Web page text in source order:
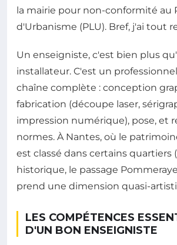
la mairie pour non-conformité au
d'Urbanisme (PLU). Bref, j'ai tout
Un enseigniste, c'est bien plus
installateur. C'est un
chaîne complète : conception
fabrication (découpe laser,
impression numérique), pose, et
normes. À Nantes, où le
est classé dans certains quartiers
historique, le passage
prend une dimension quasi-
LES COMPÉTENCES
D'UN BON ENSEIGNISTE